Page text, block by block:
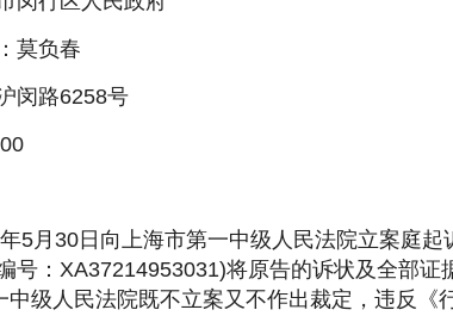
莫负春
闵路6258号
5月30日向上海市第一中级人民法院立案庭起
号：XA37214953031)将原告的诉状及全部证
中级人民法院既不立案又不作出裁定，违反《